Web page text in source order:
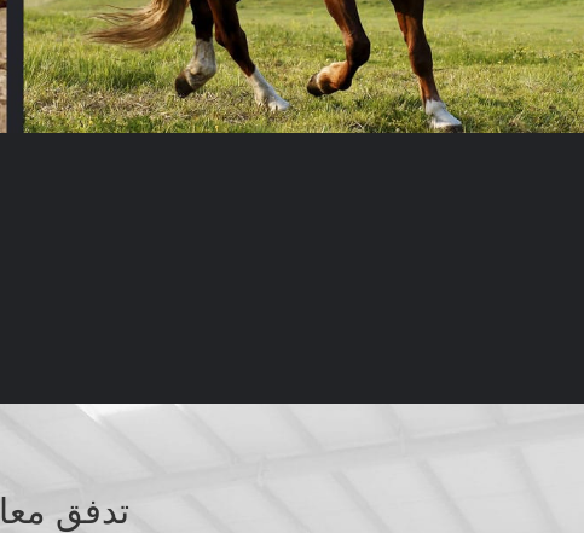
تدفق